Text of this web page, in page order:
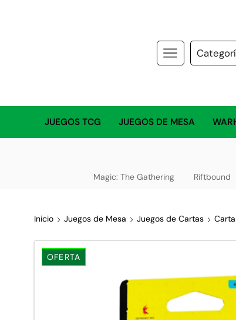
JUEGOS TCG JUEGOS DE MESA
Magic: The Gathering Riftbound
Inicio Juegos de Mesa Juegos de Cartas
OFERTA